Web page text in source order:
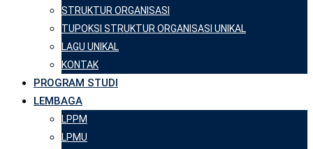
STRUKTUR ORGANISASI
TUPOKSI STRUKTUR ORGANISASI UNIKAL
LAGU UNIKAL
KONTAK
PROGRAM STUDI
LEMBAGA
LPPM
LPMU